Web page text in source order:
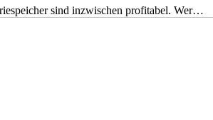
sind inzwischen profitabel. Wer…